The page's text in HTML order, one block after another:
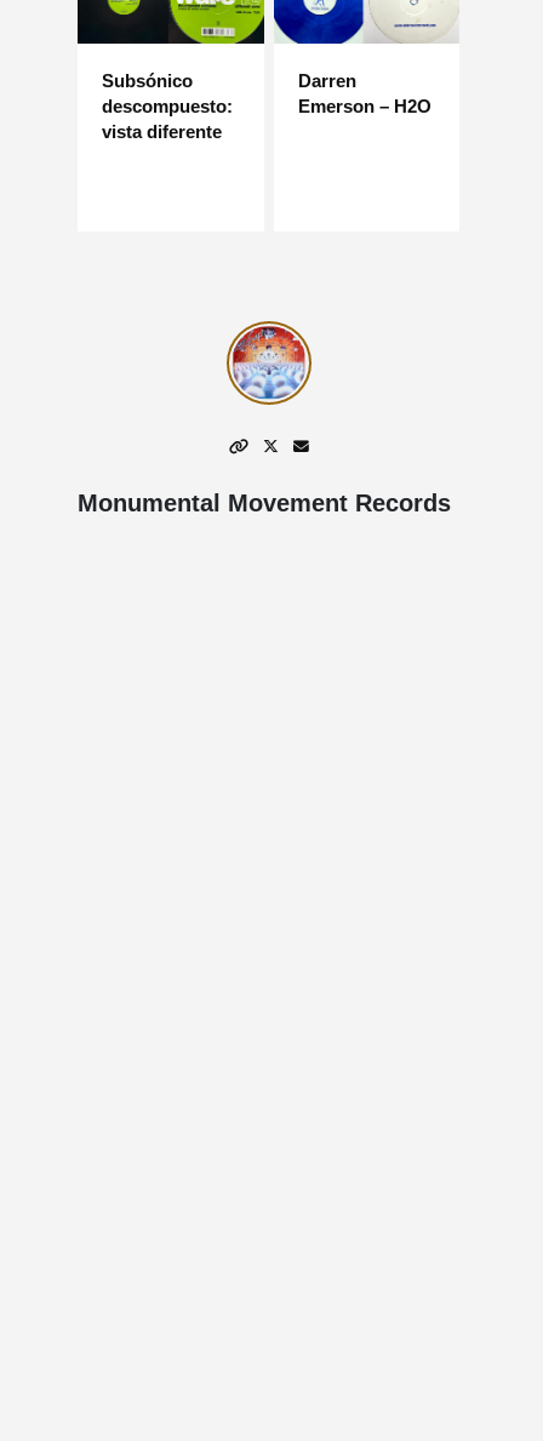
Subsónico
descompuesto:
vista diferente
Darren
Emerson – H2O
Monumental Movement Records